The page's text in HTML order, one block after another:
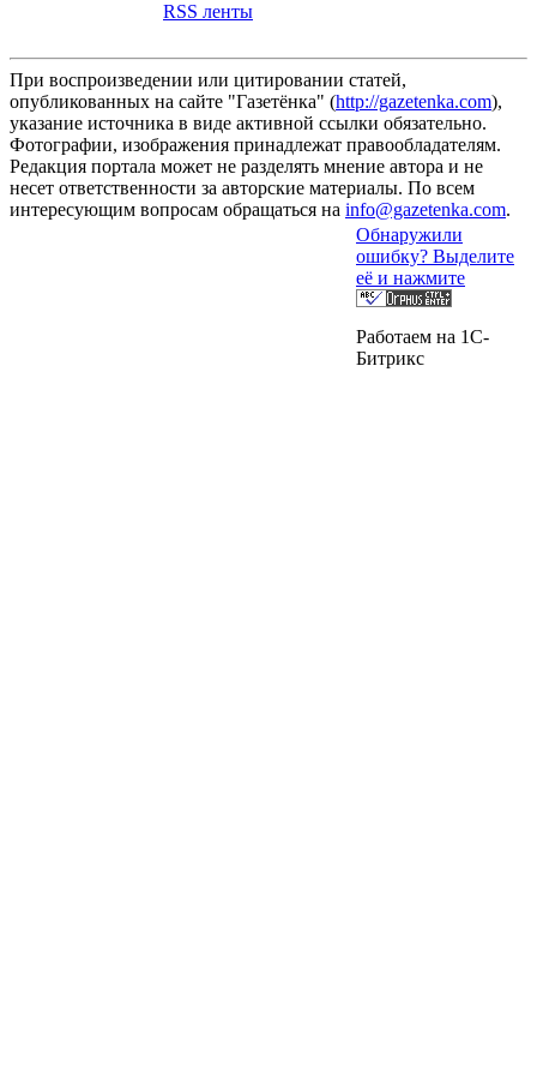
RSS ленты
При воспроизведении или цитировании статей,
опубликованных на сайте "Газетёнка" (http://gazetenka.com),
указание источника в виде активной ссылки обязательно.
Фотографии, изображения принадлежат правообладателям.
Редакция портала может не разделять мнение автора и не
несет ответственности за авторские материалы. По всем
интересующим вопросам обращаться на info@gazetenka.com.
Обнаружили
ошибку? Выделите
её и нажмите
Работаем на 1C-
Битрикс